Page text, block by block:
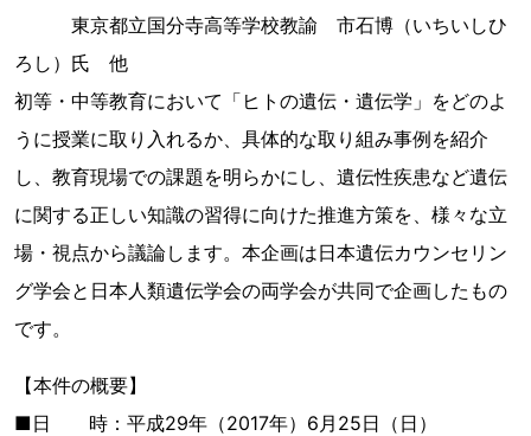
東京都立国分寺高等学校教諭 市石博（いちいしひ
ろし）氏 他
初等・中等教育において「ヒトの遺伝・遺伝学」をどのよ
うに授業に取り入れるか、具体的な取り組み事例を紹介
し、教育現場での課題を明らかにし、遺伝性疾患など遺伝
に関する正しい知識の習得に向けた推進方策を、様々な立
場・視点から議論します。本企画は日本遺伝カウンセリン
グ学会と日本人類遺伝学会の両学会が共同で企画したもの
です。
【本件の概要】
■日 時：平成29年（2017年）6月25日（日）